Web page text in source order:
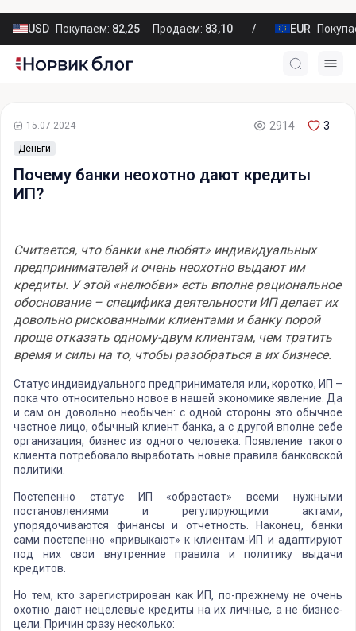
USD Покупаем: 82,25 Продаем: 83,10 EUR
Деньги
15.07.2024 2914 3
Почему банки неохотно дают кредиты
ИП?
Считается, что банки «не любят» индивидуальных
предпринимателей и очень неохотно выдают им
кредиты. У этой «нелюбви» есть вполне рациональное
обоснование – специфика деятельности ИП делает их
довольно рискованными клиентами и банку порой
проще отказать одному-двум клиентам, чем тратить
время и силы на то, чтобы разобраться в их бизнесе.
Статус индивидуального предпринимателя или, коротко, ИП –
пока что относительно новое в нашей экономике явление. Да
и сам он довольно необычен: с одной стороны это обычное
частное лицо, обычный клиент банка, а с другой вполне себе
организация, бизнес из одного человека. Появление такого
клиента потребовало выработать новые правила банковской
политики.
Постепенно статус ИП «обрастает» всеми нужными
постановлениями и регулирующими актами,
упорядочиваются финансы и отчетность. Наконец, банки
сами постепенно «привыкают» к клиентам-ИП и адаптируют
под них свои внутренние правила и политику выдачи
кредитов.
Но тем, кто зарегистрирован как ИП, по-прежнему не очень
охотно дают нецелевые кредиты на их личные, а не бизнес-
цели. Причин сразу несколько: